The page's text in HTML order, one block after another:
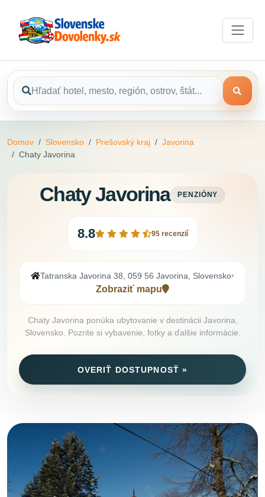
Domov Slovensko Prešovský kraj
Javorina
Chaty Javorina
Chaty Javorina PENZIÓNY
8.8 95 recenzií
Tatranska Javorina 38, 059 56 Javorina, Slovensko•
Zobraziť mapu
Chaty Javorina ponúka ubytovanie v destinácii Javorina,
Slovensko. Pozrite si vybavenie, fotky a ďalšie informácie.
OVERIŤ DOSTUPNOSŤ »